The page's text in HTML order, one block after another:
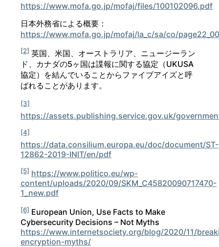
https://www.mofa.go.jp/mofaj/files/100102096.pdf
日本外務省による概要：
https://www.mofa.go.jp/mofaj/la_c/sa/co/
[2] 英国、米国、オーストラリア、ニュージーラン
ド、カナダの5ヶ国は諜報に関する協定（UKUSA
協定）を結んでいることからファイブアイズと呼
ばれることがあります。
[3]
https://assets.publishing.service.gov.uk/
[4]
https://data.consilium.europa.eu/doc/document/ST-
12862-2019-INIT/en/pdf
[5] https://www.politico.eu/wp-
content/uploads/2020/09/SKM_C45820090717470-
1_new.pdf
[6] European Union, Use Facts to Make
Cybersecurity Decisions – Not Myths
https://www.internetsociety.org/blog/2020/11/
encryption-myths/